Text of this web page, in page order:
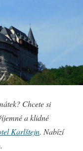
Chcete si
a klidné
Karlštejn. Nabízí